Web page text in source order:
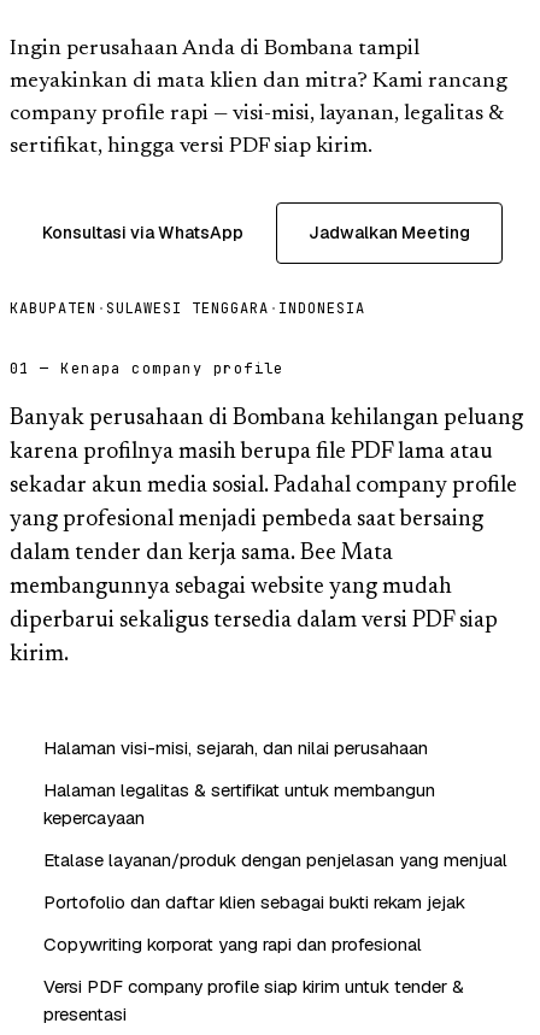
Ingin perusahaan Anda di Bombana tampil
meyakinkan di mata klien dan mitra? Kami rancang
company profile rapi — visi-misi, layanan, legalitas &
sertifikat, hingga versi PDF siap kirim.
Konsultasi via WhatsApp Jadwalkan Meeting
KABUPATEN · SULAWESI TENGGARA · INDONESIA
01 — Kenapa company profile
Banyak perusahaan di Bombana kehilangan peluang
karena profilnya masih berupa file PDF lama atau
sekadar akun media sosial. Padahal company profile
yang profesional menjadi pembeda saat bersaing
dalam tender dan kerja sama. Bee Mata
membangunnya sebagai website yang mudah
diperbarui sekaligus tersedia dalam versi PDF siap
kirim.
Halaman visi-misi, sejarah, dan nilai perusahaan
Halaman legalitas & sertifikat untuk membangun
kepercayaan
Etalase layanan/produk dengan penjelasan yang menjual
Portofolio dan daftar klien sebagai bukti rekam jejak
Copywriting korporat yang rapi dan profesional
Versi PDF company profile siap kirim untuk tender &
presentasi